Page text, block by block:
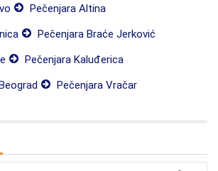
Pečenjara Altina
Pečenjara Braće Jerković
Pečenjara Kaluđerica
Pečenjara Vračar